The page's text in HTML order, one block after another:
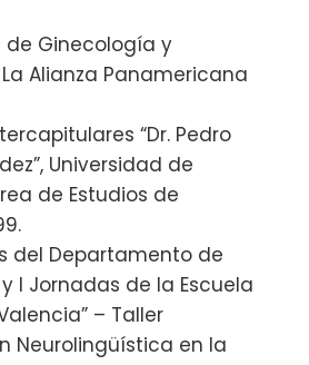
de Ginecología y
Alianza Panamericana
“Dr. Pedro
Universidad de
de Estudios de
del Departamento de
I Jornadas de la Escuela
– Taller
Neurolingüística en la